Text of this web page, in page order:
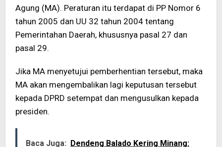
Agung (MA). Peraturan itu terdapat di PP Nomor 6
tahun 2005 dan UU 32 tahun 2004 tentang
Pemerintahan Daerah, khususnya pasal 27 dan
pasal 29.
Jika MA menyetujui pemberhentian tersebut, maka
MA akan mengembalikan lagi keputusan tersebut
kepada DPRD setempat dan mengusulkan kepada
presiden.
Baca Juga: Dendeng Balado Kering Minang: